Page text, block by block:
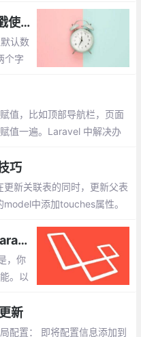
更 分享 8 个 Laravel 模型时间戳使用技巧
认数
个字
值，比如顶部导航栏，页面
值一遍。Laravel 中解决办
巧
新关联表的同时，更新父表
中添加touches属性。
分享 10 个你可能不知道的 Laravel Eloquent 小技巧
，你
。以
候你
新
配置： 即将配置信息添加到